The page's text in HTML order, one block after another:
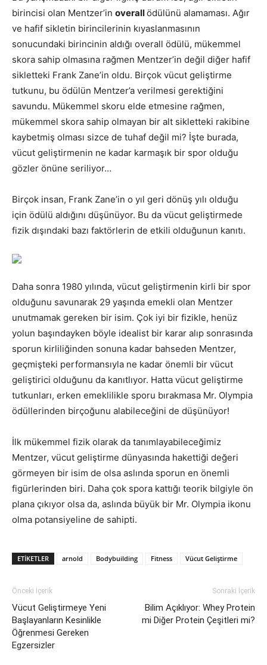
birincisi olan Mentzer’in overallödülünü alamaması. Ağır
ve hafif sikletin birincilerinin kıyaslanmasının
sonucundaki birincinin aldığı overall ödülü, mükemmel
skora sahip olmasına rağmen Mentzer’in değil diğer hafif
sikletteki Frank Zane’in oldu. Birçok vücut geliştirme
tutkunu, bu ödülün Mentzer’a verilmesi gerektiğini
savundu. Mükemmel skoru elde etmesine rağmen,
mükemmel skora sahip olmayan bir alt sikletteki rakibine
kaybetmiş olması sizce de tuhaf değil mi? İşte burada,
vücut geliştirmenin ne kadar karmaşık bir spor olduğu
gözler önüne seriliyor…
Birçok insan, Frank Zane’in o yıl geri dönüş yılı olduğu
için ödülü aldığını düşünüyor. Bu da vücut geliştirmede
fizik dışındaki bazı faktörlerin de etkili olduğunun kanıtı.
Daha sonra 1980 yılında, vücut geliştirmenin kirli bir spor
olduğunu savunarak 29 yaşında emekli olan Mentzer
unutmamak gereken bir isim. Çok iyi bir fizikle, henüz
yolun başındayken böyle idealist bir karar alıp sonrasında
sporun kirliliğinden sonuna kadar bahseden Mentzer,
geçmişteki performansıyla ne kadar önemli bir vücut
geliştirici olduğunu da kanıtlıyor. Hatta vücut geliştirme
tutkunları, erken emeklilikle sporu bırakmasa Mr. Olympia
ödüllerinden birçoğunu alabileceğini de düşünüyor!
İlk mükemmel fizik olarak da tanımlayabileceğimiz
Mentzer, vücut geliştirme dünyasında hakettiği değeri
görmeyen bir isim de olsa aslında sporun en önemli
figürlerinden biri. Daha çok spora kattığı teorik bilgiyle ön
plana çıkıyor olsa da, aslında büyük bir Mr. Olympia ikonu
olma potansiyeline de sahipti.
ETIKETLER arnold Bodybuilding Fitness Vücut Geliştirme
Önceki İçerik
Vücut Geliştirmeye Yeni
Başlayanların Kesinlikle
Öğrenmesi Gereken
Egzersizler
Sonraki İçerik
Bilim Açıklıyor: Whey Protein
mi Diğer Protein Çeşitleri mi?